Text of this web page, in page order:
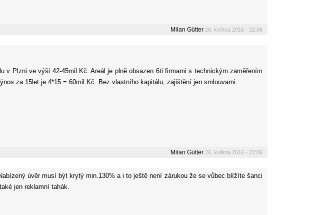
Milan Gütter 26. května 2016 - 22:06
v Plzni ve výši 42-45mil.Kč. Areál je plně obsazen 6ti firmami s technickým zaměřením
za 15let je 4*15 = 60mil.Kč. Bez vlastního kapitálu, zajištění jen smlouvami.
Milan Gütter 26. května 2016 - 22:06
úvěr musí být krytý min.130% a i to ještě není zárukou že se vůbec blížíte šanci
jen reklamní tahák.